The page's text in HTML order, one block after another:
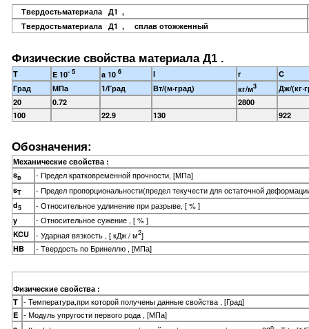
Твердостьматериала Д1 ,
Твердостьматериала Д1 , сплав отожженный
Физические свойства материала Д1 .
T E 10- 5 a 10 6 l r
C
Град
МПа 1/Град Вт/(м·град) кг/м3
Дж/
20
0.72
2800
100
22.9 130 922
Обозначения:
Механические свойства :
sв - Предел кратковременной прочности, [МПа]
sT - Предел пропорциональности(предел текучести для остаточной
d5 - Относительное удлинение при разрыве, [ % ]
y - Относительное сужение , [ % ]
KCU - Ударная вязкость , [ кДж / м2]
HB - Твердость по Бринеллю , [МПа]
Физические свойства :
T - Температура,при которой получены данные свойства , [Град]
E - Модуль упругости первого рода , [МПа]
o